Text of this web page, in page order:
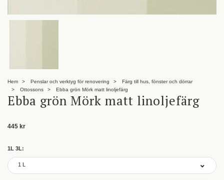
Hem Penslar och verktyg för renovering
Färg till hus, fönster och dörrar
Ottossons
Ebba grön Mörk matt linoljefärg
Ebba grön Mörk matt linoljefärg
445 kr
1L 3L:
1L